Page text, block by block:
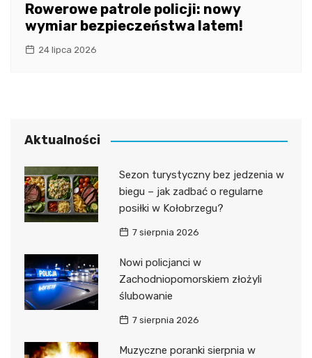
Rowerowe patrole policji: nowy
wymiar bezpieczeństwa latem!
24 lipca 2026
Aktualności
Sezon turystyczny bez jedzenia w
biegu – jak zadbać o regularne
posiłki w Kołobrzegu?
7 sierpnia 2026
Nowi policjanci w
Zachodniopomorskiem złożyli
ślubowanie
7 sierpnia 2026
Muzyczne poranki sierpnia w